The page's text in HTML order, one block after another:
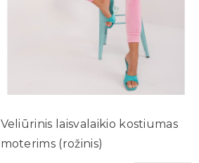
Veliūrinis laisvalaikio kostiumas
moterims (rožinis)